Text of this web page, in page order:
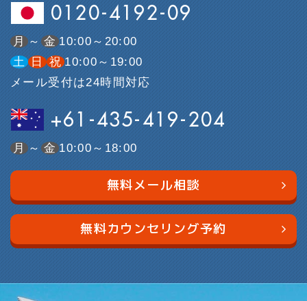
0120-4192-09
月 ～ 金 10:00～20:00
土 日 祝 10:00～19:00
メール受付は24時間対応
+61-435-419-204
月 ～ 金 10:00～18:00
無料メール相談
無料カウンセリング予約